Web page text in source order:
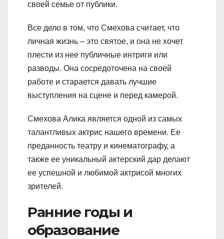
своей семье от публики.
Все дело в том, что Смехова считает, что
личная жизнь – это святое, и она не хочет
плести из нее публичные интриги или
разводы. Она сосредоточена на своей
работе и старается давать лучшие
выступления на сцене и перед камерой.
Смехова Алика является одной из самых
талантливых актрис нашего времени. Ее
преданность театру и кинематографу, а
также ее уникальный актерский дар делают
ее успешной и любимой актрисой многих
зрителей.
Ранние годы и
образование